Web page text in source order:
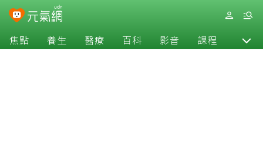
焦點 養生 醫療 百科 影音 課程 退休